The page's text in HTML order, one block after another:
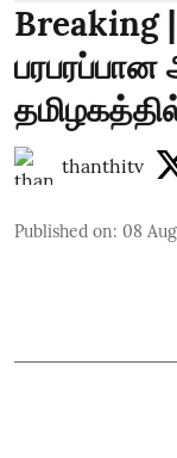
Breaking
பரபரப்பான
thanthitv
Published on: 08